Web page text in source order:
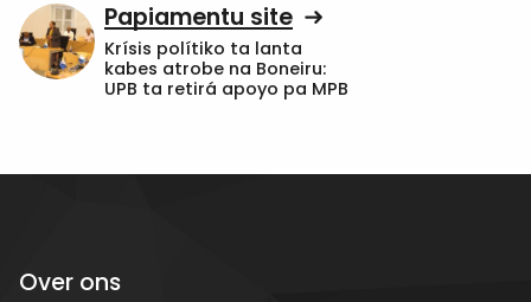
Papiamentu site
Krísis polítiko ta lanta
kabes atrobe na Boneiru:
UPB ta retirá apoyo pa MPB
Over ons